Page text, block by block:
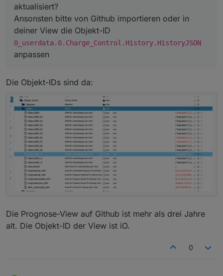
aktualisiert?
Ansonsten bitte von Github importieren oder in
deiner View die Objekt-ID
0_userdata.0.Charge_Control.History.HistoryJSON
anpassen
Die Objekt-IDs sind da:
Die Prognose-View auf Github ist mehr als drei Jahre
alt. Die Objekt-ID der View ist iO.
0